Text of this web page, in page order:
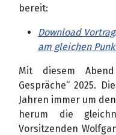
bereit:
Download
am gleichen
Mit diesem
Gespräche“ 2025.
Jahren immer um
herum die
Vorsitzenden